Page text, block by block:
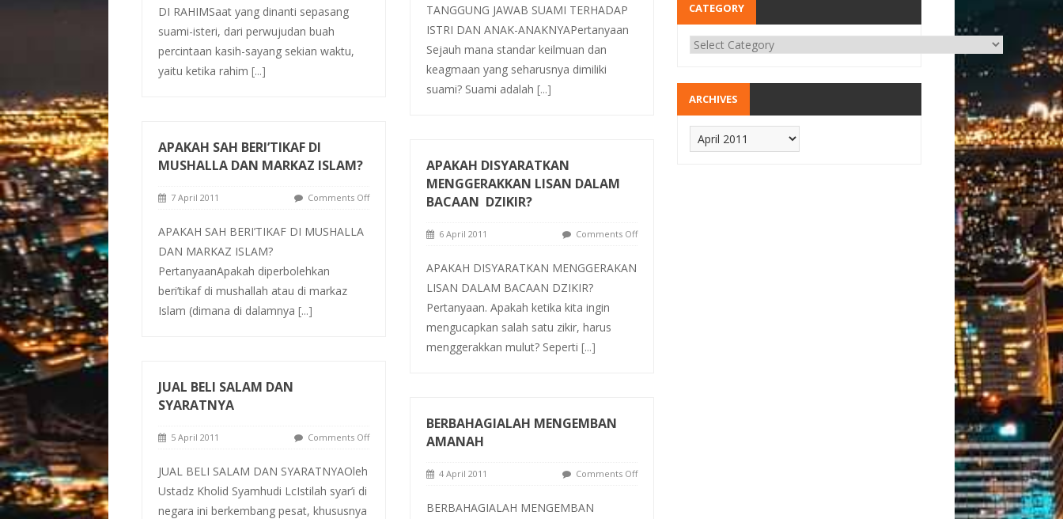
DI RAHIMSaat yang dinanti sepasang
suami-isteri, dari perwujudan buah
percintaan kasih-sayang sekian waktu,
yaitu ketika rahim [...]
TANGGUNG JAWAB SUAMI TERHADAP
ISTRI DAN ANAK-ANAKNYAPertanyaan
Sejauh mana standar keilmuan dan
keagmaan yang seharusnya dimiliki
suami? Suami adalah [...]
APAKAH SAH BERI’TIKAF DI
MUSHALLA DAN MARKAZ ISLAM?
7 April 2011 Comments Off
APAKAH SAH BERI’TIKAF DI MUSHALLA
DAN MARKAZ ISLAM?
PertanyaanApakah diperbolehkan
beri’tikaf di mushallah atau di markaz
Islam (dimana di dalamnya [...]
APAKAH DISYARATKAN
MENGGERAKKAN LISAN DALAM
BACAAN DZIKIR?
6 April 2011 Comments Off
APAKAH DISYARATKAN MENGGERAKAN
LISAN DALAM BACAAN DZIKIR?
Pertanyaan. Apakah ketika kita ingin
mengucapkan salah satu zikir, harus
menggerakkan mulut? Seperti [...]
JUAL BELI SALAM DAN
SYARATNYA
5 April 2011 Comments Off
JUAL BELI SALAM DAN SYARATNYAOleh
Ustadz Kholid Syamhudi LcIstilah syar’i di
negara ini berkembang pesat, khususnya
BERBAHAGIALAH MENGEMBAN
AMANAH
4 April 2011 Comments Off
BERBAHAGIALAH MENGEMBAN
CATEGORY
ARCHIVES